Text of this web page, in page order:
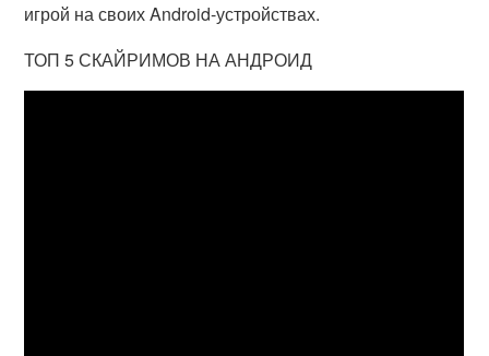
игрой на своих Android-устройствах.
ТОП 5 СКАЙРИМОВ НА АНДРОИД